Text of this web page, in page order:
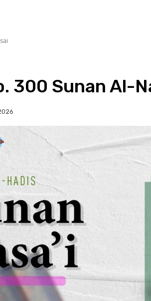
300 Sunan Al-